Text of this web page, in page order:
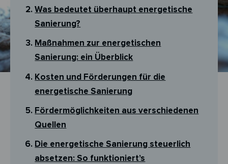
Was bedeutet überhaupt energetische
Sanierung?
Maßnahmen zur energetischen
Sanierung: ein Überblick
Kosten und Förderungen für die
energetische Sanierung
Fördermöglichkeiten aus verschiedenen
Quellen
Die energetische Sanierung steuerlich
absetzen: So funktioniert’s